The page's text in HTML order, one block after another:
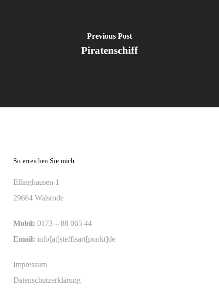
Previous Post
Piratenschiff
So erreichen Sie mich
Ellinghausen 1
29664 Walsrode
Mobil: 0173 – 88 065 44
Email: info[at]steffisart[punkt]de
Impressum
Datenschutzerklärung